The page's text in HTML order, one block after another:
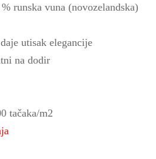
runska vuna (novozelandska)
utisak elegancije
na dodir
tačaka/m2